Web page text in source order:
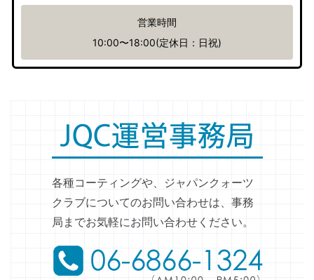
営業時間
10:00〜18:00(定休日：日祝)
各種コーティングや、ジャパンクォーツ
クラブについてのお問い合わせは、事務
局までお気軽にお問い合わせください。